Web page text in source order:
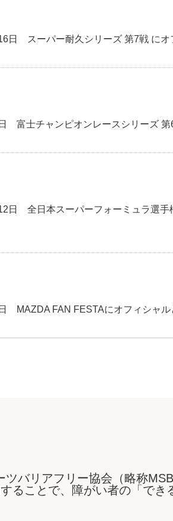
日 スーパー耐久シリーズ 第7戦 にオ
富士チャンピオンレースシリーズ 第
日 全日本スーパーフォーミュラ選手
MAZDA FAN FESTAにオフィシャル
ツバリアフリー協会（略称
ることで、障がい者の「でき